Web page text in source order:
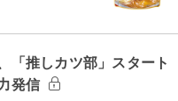
「推しカツ部」スタート
発信